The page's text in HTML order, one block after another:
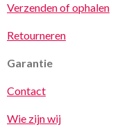
Verzenden of ophalen
Retourneren
Garantie
Contact
Wie zijn wij